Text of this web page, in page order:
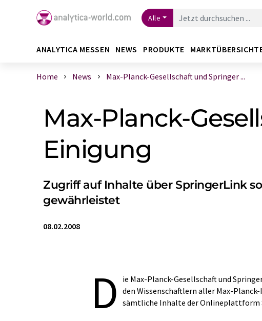
Alle
ANALYTICA MESSEN NEWS PRODUKTE
Home News Max-Planck-Gesellschaft und Springer ...
Max-Planck-
Einigung
Zugriff auf Inhalte über SpringerLink
gewährleistet
08.02.2008
D
ie Max-Planck-Gesellschaft und
den Wissenschaftlern aller Max-
sämtliche Inhalte der Onlineplattform